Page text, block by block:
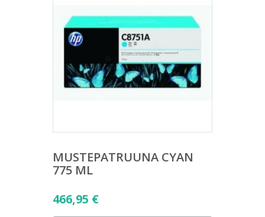
MUSTEPATRUUNA CYAN
775 ML
466,95 €